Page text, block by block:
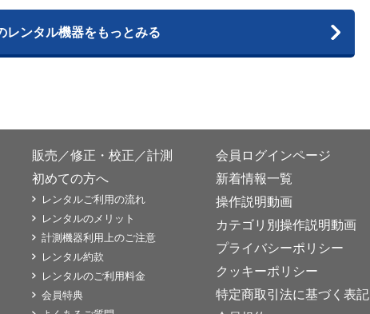
レンタル機器をもっとみる
販売／修正・校正／計測
初めての方へ
レンタルご利用の流れ
レンタルのメリット
計測機器利用上のご注意
レンタル約款
レンタルのご利用料金
会員特典
会員ログインページ
新着情報一覧
操作説明動画
カテゴリ別操作説明動画
プライバシーポリシー
クッキーポリシー
特定商取引法に基づく表記